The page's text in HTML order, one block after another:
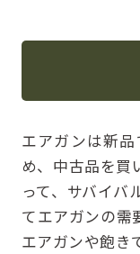
エアガンは新
め、中古品を買
って、サバイバ
てエアガンの需
エアガンや飽き